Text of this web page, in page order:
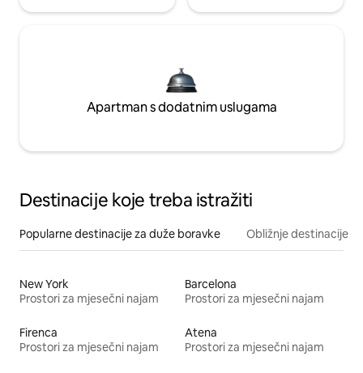
Apartman s dodatnim uslugama
Destinacije koje treba istražiti
Popularne destinacije za duže boravke Obližnje destinacije
New York
Prostori za mjesečni najam
Barcelona
Prostori za mjesečni najam
Firenca
Prostori za mjesečni najam
Atena
Prostori za mjesečni najam